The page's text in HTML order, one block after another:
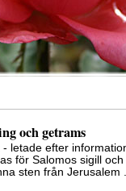
och getrams
- letade efter
för Salomos sigill
sten från Jerusalem